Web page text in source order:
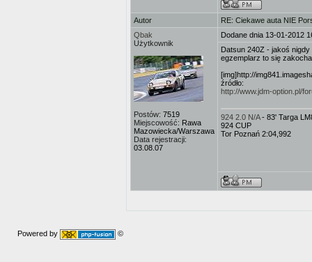
Autor
RE: Ciekawe auta NIE
Qbak
Użytkownik
Postów: 7519
Miejscowość: Rawa
Mazowiecka/Warszawa
Data rejestracji:
03.08.07
Dodane dnia 13-01-2012
Datsun 240Z - jakoś nigdy
egzemplarz to się
[img]http://
źródło:
http://www.jdm-option.pl/
924 2.0 N/A- 83' Targa
924 CUP
Tor Poznań 2:04,992
Powered by ©